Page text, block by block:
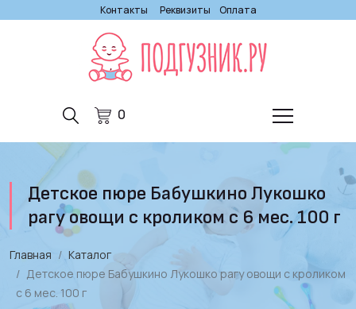
Контакты Реквизиты Оплата
0
Детское пюре Бабушкино Лукошко
рагу овощи с кроликом с 6 мес. 100 г
Главная
Каталог
Детское пюре Бабушкино Лукошко рагу овощи с кроликом
с 6 мес. 100 г